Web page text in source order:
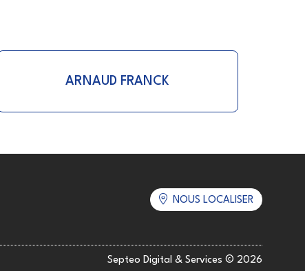
ARNAUD FRANCK
NOUS LOCALISER
Septeo Digital & Services © 2026